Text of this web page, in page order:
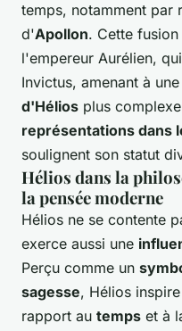
temps, notamment par
d'Apollon. Cette
l'empereur Aurélien,
Invictus, amenant à une
d'Hélios plus
représentations dans
soulignent son statut
Hélios dans la
la pensée moderne
Hélios ne se contente
exerce aussi une
Perçu comme un
sagesse, Hélios
rapport au temps et à